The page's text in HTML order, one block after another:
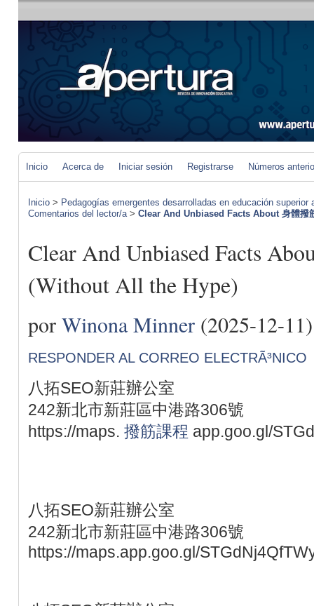
Inicio Acerca de Iniciar sesión Registrarse Números
Inicio > Pedagogías emergentes desarrolladas en educación
Comentarios del lector/a> Clear And Unbiased Facts About 身體撥
Clear And Unbiased Facts
(Without All the Hype)
por Winona Minner (2025-12-11)
RESPONDER AL CORREO ELECTRÃ³NICO
八拓SEO新莊辦公室
242新北市新莊區中港路306號
https://maps. 撥筋課程 app.goo.gl/
八拓SEO新莊辦公室
242新北市新莊區中港路306號
https://maps.app.goo.gl/